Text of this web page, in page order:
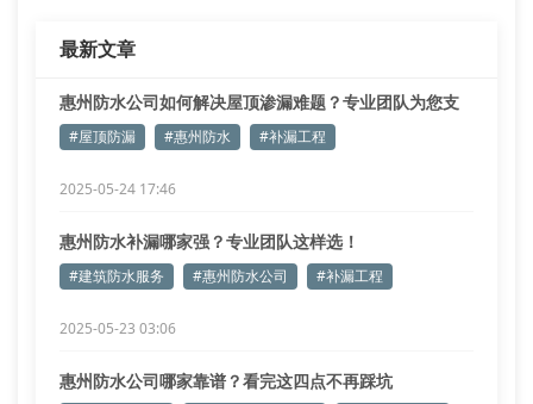
最新文章
惠州防水公司如何解决屋顶渗漏难题？专业团队为您支
招#屋顶防漏 #惠州防水 #补漏工程
2025-05-24 17:46
惠州防水补漏哪家强？专业团队这样选！
#建筑防水服务 #惠州防水公司 #补漏工程
2025-05-23 03:06
惠州防水公司哪家靠谱？看完这四点不再踩坑